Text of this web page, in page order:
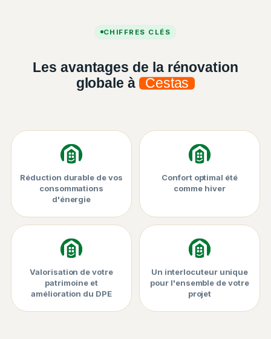
CHIFFRES CLÉS
Les avantages de la rénovation
globale à
Cestas
Réduction durable de vos
consommations
d'énergie
Confort optimal été
comme hiver
Valorisation de votre
patrimoine et
amélioration du DPE
Un interlocuteur unique
pour l'ensemble de votre
projet